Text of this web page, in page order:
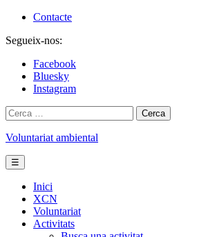
Skip
content
Contacte
Segueix-nos:
Facebook
Bluesky
Instagram
Cerca:
Voluntariat ambiental
☰
Inici
XCN
Voluntariat
Activitats